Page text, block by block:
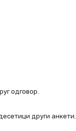
одговор.
други анкети.